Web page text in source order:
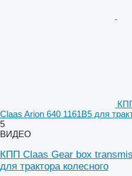
Claas Arion 640 1161B5 для
5
ВИДЕО
КПП Claas Gear box
для трактора колесного